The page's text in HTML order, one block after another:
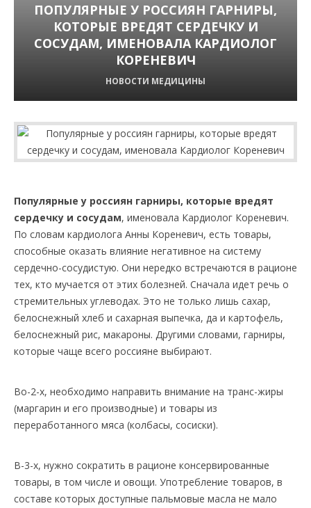
ПОПУЛЯРНЫЕ У РОССИЯН ГАРНИРЫ,
КОТОРЫЕ ВРЕДЯТ СЕРДЕЧКУ И
СОСУДАМ, ИМЕНОВАЛА КАРДИОЛОГ
КОРЕНЕВИЧ
НОВОСТИ МЕДИЦИНЫ
Популярные у россиян гарниры, которые вредят
сердечку и сосудам, именовала Кардиолог Кореневич.
По словам кардиолога Анны Кореневич, есть товары,
способные оказать влияние негативное на систему
сердечно-сосудистую. Они нередко встречаются в рационе
тех, кто мучается от этих болезней. Сначала идет речь о
стремительных углеводах. Это не только лишь сахар,
белоснежный хлеб и сахарная выпечка, да и картофель,
белоснежный рис, макароны. Другими словами, гарниры,
которые чаще всего россияне выбирают.
Во-2-х, необходимо направить внимание на транс-жиры
(маргарин и его производные) и товары из
переработанного мяса (колбасы, сосиски).
В-3-х, нужно сократить в рационе консервированные
товары, в том числе и овощи. Употребление товаров, в
составе которых доступные пальмовые масла не мало